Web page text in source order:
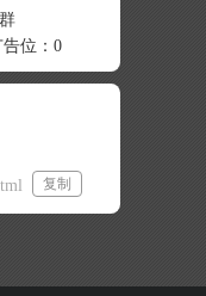
位：0
复制